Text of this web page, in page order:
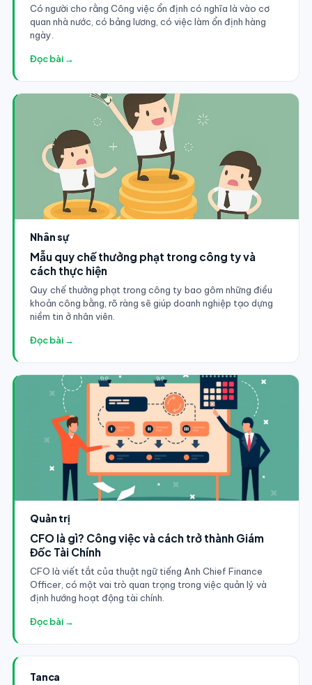
Có người cho rằng Công việc ổn định có nghĩa là vào cơ
quan nhà nước, có bảng lương, có việc làm ổn định hàng
ngày.
Đọc bài →
Nhân sự
Mẫu quy chế thưởng phạt trong công ty và
cách thực hiện
Quy chế thưởng phạt trong công ty bao gôm những điều
khoản công bằng, rõ ràng sẽ giúp doanh nghiệp tạo dựng
niềm tin ở nhân viên.
Đọc bài →
Quản trị
CFO là gì? Công việc và cách trở thành Giám
Đốc Tài Chính
CFO là viết tắt của thuật ngữ tiếng Anh Chief Finance
Officer, có một vai trò quan trọng trong việc quản lý và
định hướng hoạt động tài chính.
Đọc bài →
Tanca